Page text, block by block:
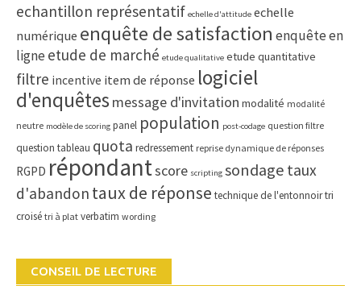
echantillon représentatif echelle d'attitude echelle
numérique enquête de satisfaction enquête en
ligneetude de marché etude qualitative etude quantitative
filtre incentive item de réponse logiciel
d'enquêtes message d'invitation modalité modalité
neutre modèle de scoring panel population post-codage question filtre
question tableau quota redressement reprise dynamique de réponses
RGPD répondantscore scripting sondage taux
d'abandon taux de réponse technique de l'entonnoirtri
croisé tri à plat verbatim wording
CONSEIL DE LECTURE